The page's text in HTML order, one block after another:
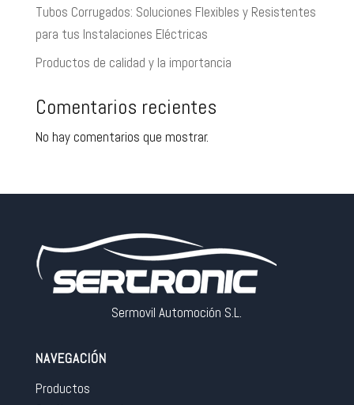
Tubos Corrugados: Soluciones Flexibles y Resistentes
para tus Instalaciones Eléctricas
Productos de calidad y la importancia
Comentarios recientes
No hay comentarios que mostrar.
Sermovil Automoción S.L.
NAVEGACIÓN
Productos